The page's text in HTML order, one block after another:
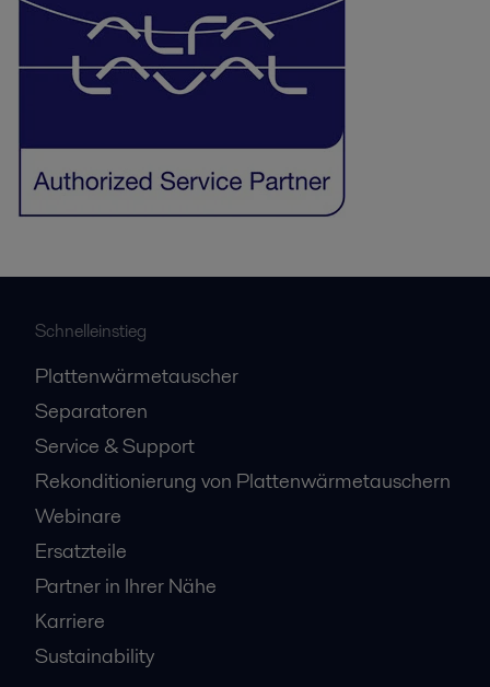
Schnelleinstieg
Plattenwärmetauscher
Separatoren
Service & Support
Rekonditionierung von Plattenwärmetauschern
Webinare
Ersatzteile
Partner in Ihrer Nähe
Karriere
Sustainability